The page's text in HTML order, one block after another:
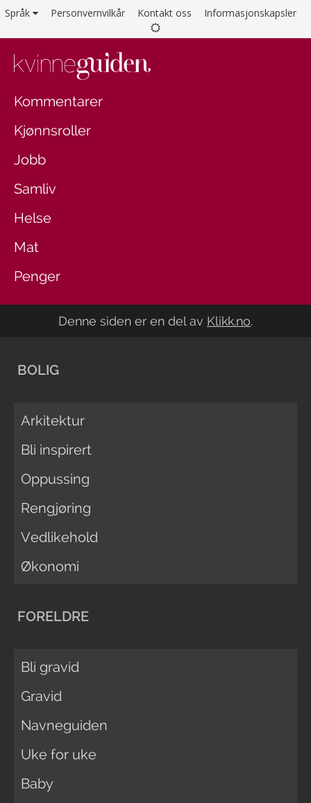
Språk Personvernvilkår Kontakt oss Informasjonskapsler
Kommentarer
Kjønnsroller
Jobb
Samliv
Helse
Mat
Penger
Denne siden er en del av Klikk.no.
BOLIG
Arkitektur
Bli inspirert
Oppussing
Rengjøring
Vedlikehold
Økonomi
FORELDRE
Bli gravid
Gravid
Navneguiden
Uke for uke
Baby